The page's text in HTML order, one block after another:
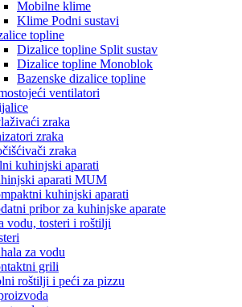
Mobilne klime
Klime Podni sustavi
topline
Dizalice topline Split sustav
Dizalice topline Monoblok
Bazenske dizalice topline
ventilatori
zraka
zraka
zraka
kuhinjski aparati
aparati MUM
kuhinjski aparati
pribor za kuhinjske aparate
vodu, tosteri i roštilji
za vodu
grili
roštilji i peći za pizzu